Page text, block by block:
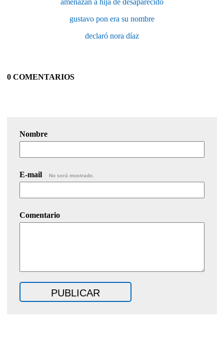
gustavo pon era su nombre
declaró nora díaz
0 COMENTARIOS
Nombre
E-mail No será mostrado.
Comentario